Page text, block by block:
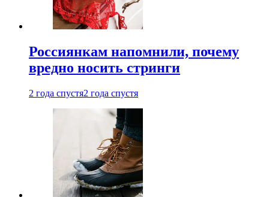
Россиянкам напомнили, почему
вредно носить стринги
2 года спустя2 года спустя